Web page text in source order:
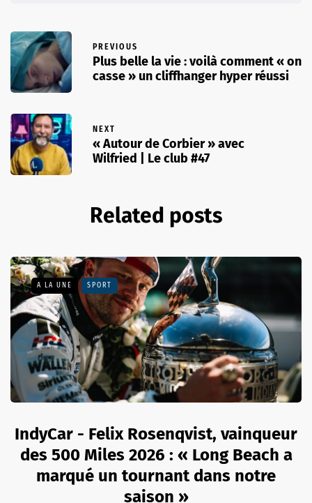
PREVIOUS
Plus belle la vie : voilà comment « on
casse » un cliffhanger hyper réussi
NEXT
« Autour de Corbier » avec
Wilfried | Le club #47
Related posts
A LA UNE SPORT
IndyCar - Felix Rosenqvist, vainqueur
des 500 Miles 2026 : « Long Beach a
marqué un tournant dans notre
saison »